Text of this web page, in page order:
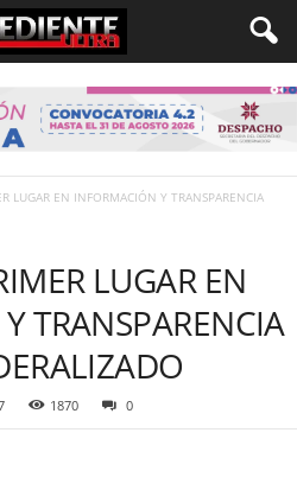
LUGAR EN INFORMACIÓN Y TRANSPARENCIA
LUGAR EN
TRANSPARENCIA
1870 0